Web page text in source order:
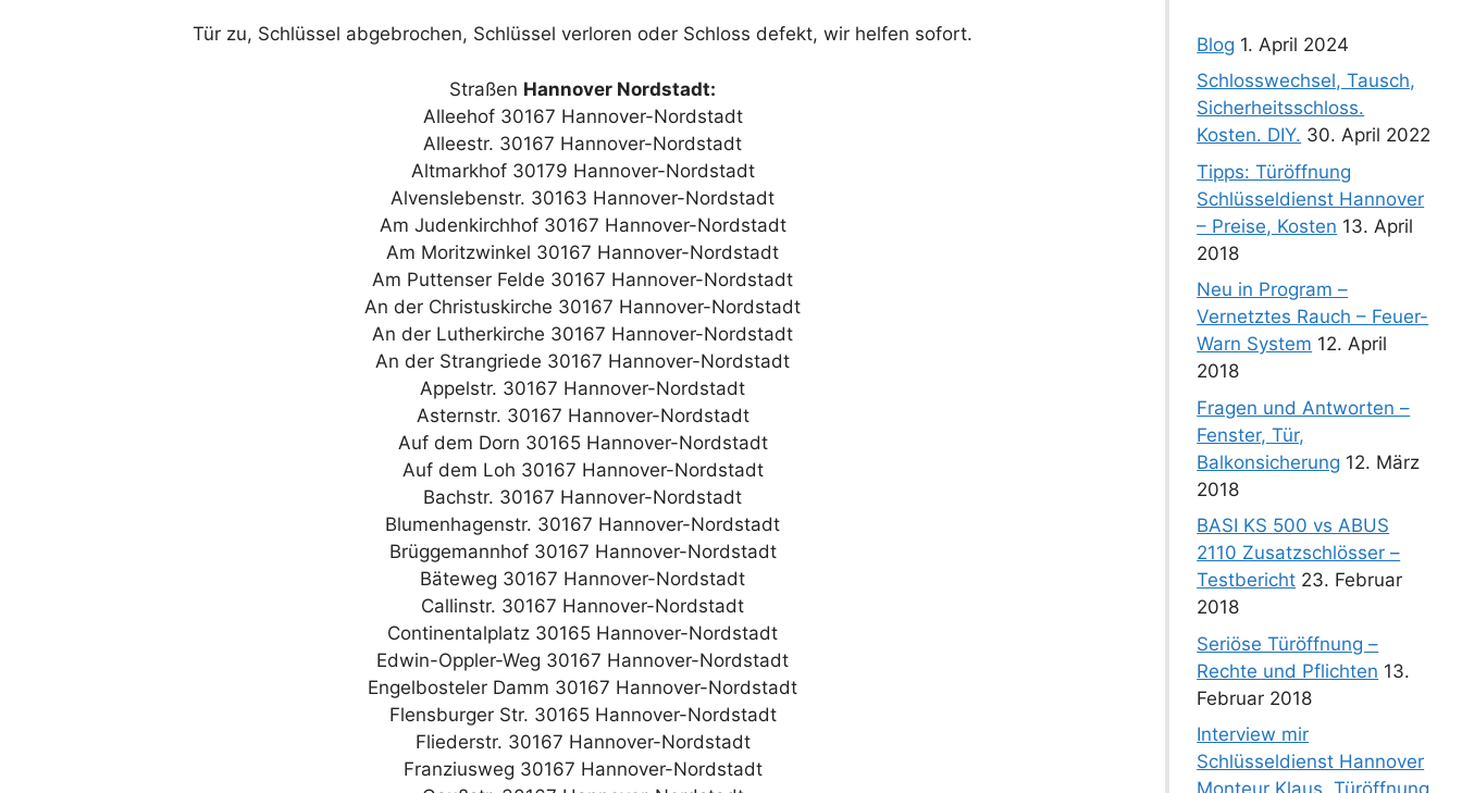
Tür zu, Schlüssel abgebrochen, Schlüssel verloren oder Schloss defekt, wir helfen sofort.
Straßen Hannover Nordstadt:
Alleehof 30167 Hannover-Nordstadt
Alleestr. 30167 Hannover-Nordstadt
Altmarkhof 30179 Hannover-Nordstadt
Alvenslebenstr. 30163 Hannover-Nordstadt
Am Judenkirchhof 30167 Hannover-Nordstadt
Am Moritzwinkel 30167 Hannover-Nordstadt
Am Puttenser Felde 30167 Hannover-Nordstadt
An der Christuskirche 30167 Hannover-Nordstadt
An der Lutherkirche 30167 Hannover-Nordstadt
An der Strangriede 30167 Hannover-Nordstadt
Appelstr. 30167 Hannover-Nordstadt
Asternstr. 30167 Hannover-Nordstadt
Auf dem Dorn 30165 Hannover-Nordstadt
Auf dem Loh 30167 Hannover-Nordstadt
Bachstr. 30167 Hannover-Nordstadt
Blumenhagenstr. 30167 Hannover-Nordstadt
Brüggemannhof 30167 Hannover-Nordstadt
Bäteweg 30167 Hannover-Nordstadt
Callinstr. 30167 Hannover-Nordstadt
Continentalplatz 30165 Hannover-Nordstadt
Edwin-Oppler-Weg 30167 Hannover-Nordstadt
Engelbosteler Damm 30167 Hannover-Nordstadt
Flensburger Str. 30165 Hannover-Nordstadt
Fliederstr. 30167 Hannover-Nordstadt
Franziusweg 30167 Hannover-Nordstadt
Blog 1. April 2024
Schlosswechsel, Tausch,
Sicherheitsschloss.
Kosten. DIY. 30. April 2022
Tipps: Türöffnung
Schlüsseldienst Hannover
– Preise, Kosten 13. April
2018
Neu in Program –
Vernetztes Rauch – Feuer-
Warn System 12. April
2018
Fragen und Antworten –
Fenster, Tür,
Balkonsicherung 12. März
2018
BASI KS 500 vs ABUS
2110 Zusatzschlösser –
Testbericht 23. Februar
2018
Seriöse Türöffnung –
Rechte und Pflichten 13.
Februar 2018
Interview mir
Schlüsseldienst Hannover